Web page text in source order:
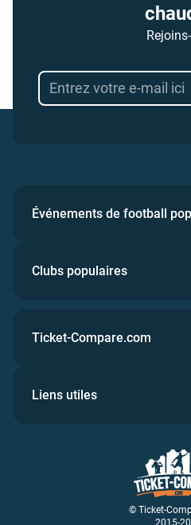
Événements de football
Clubs populaires
© Ticket-
2015-
Ticket-Compare.com
Liens utiles